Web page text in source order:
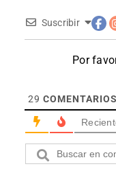
Suscribir
Por
29 COMENTARIOS